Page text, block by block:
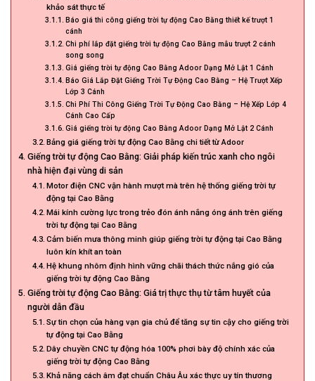
khảo sát thực tế
Báo giá thi công giếng trời tự động Cao Bằng thiết kế trượt 1
cánh
Chi phí lắp đặt giếng trời tự động Cao Bằng mẫu trượt 2 cánh
song song
Giá giếng trời tự động Cao Bằng Adoor Dạng Mở Lật 1 Cánh
Báo Giá Lắp Đặt Giếng Trời Tự Động Cao Bằng – Hệ Trượt Xếp
Lớp 3 Cánh
Chi Phí Thi Công Giếng Trời Tự Động Cao Bằng – Hệ Xếp Lớp 4
Cánh Cao Cấp
Giá giếng trời tự động Cao Bằng Adoor Dạng Mở Lật 2 Cánh
Bảng giá giếng trời tự động Cao Bằng chi tiết từ Adoor
Giếng trời tự động Cao Bằng: Giải pháp kiến trúc xanh cho ngôi
nhà hiện đại vùng di sản
Motor điện CNC vận hành mượt mà trên hệ thống giếng trời tự
động tại Cao Bằng
Mái kính cường lực trong trẻo đón ánh nắng óng ánh trên giếng
trời tự động tại Cao Bằng
Cảm biến mưa thông minh giúp giếng trời tự động tại Cao Bằng
luôn kín khít an toàn
Hệ khung nhôm định hình vững chãi thách thức nắng gió của
giếng trời tự động Cao Bằng
Giếng trời tự động Cao Bằng: Giá trị thực thụ từ tâm huyết của
người dẫn đầu
Sự tin chọn của hàng vạn gia chủ để tăng sự tin cậy cho giếng trời
tự động tại Cao Bằng
Dây chuyền CNC tự động hóa 100% phơi bày độ chính xác của
giếng trời tự động Cao Bằng
Khả năng cách âm đạt chuẩn Châu Âu xác thực uy tín thương